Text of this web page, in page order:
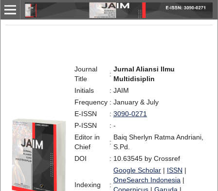
Journal
Title
:
Jurnal Aliansi Ilmu
Multidisiplin
Initials
: JAIM
Frequency : January & July
E-ISSN
: 3090-0271
P-ISSN
: -
Editor in
Chief
:
Baiq Sherlyn Ratma Andriani,
S.Pd.
DOI
: 10.63545 by Crossref
Indexing :
Google Scholar| ISSN |
OneSearch Indonesia |